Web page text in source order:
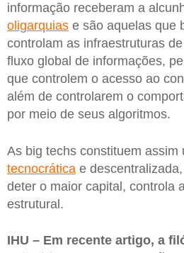
informação receberam a
oligarquias e são aquelas que
controlam as infraestruturas
fluxo global de informações,
que controlem o acesso ao
além de controlarem o
por meio de seus algoritmos.
As big techs constituem assim
tecnocrática e
deter o maior capital, controla
estrutural.
IHU – Em recente artigo, a